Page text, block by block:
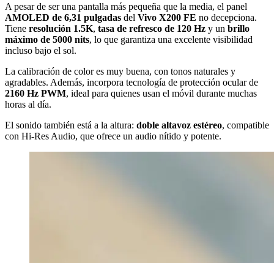
A pesar de ser una pantalla más pequeña que la media, el panel
AMOLED de 6,31 pulgadas del Vivo X200 FE no decepciona.
Tiene resolución 1.5K, tasa de refresco de 120 Hz y un brillo
máximo de 5000 nits, lo que garantiza una excelente visibilidad
incluso bajo el sol.
La calibración de color es muy buena, con tonos naturales y
agradables. Además, incorpora tecnología de protección ocular de
2160 Hz PWM, ideal para quienes usan el móvil durante muchas
horas al día.
El sonido también está a la altura: doble altavoz estéreo, compatible
con Hi-Res Audio, que ofrece un audio nítido y potente.